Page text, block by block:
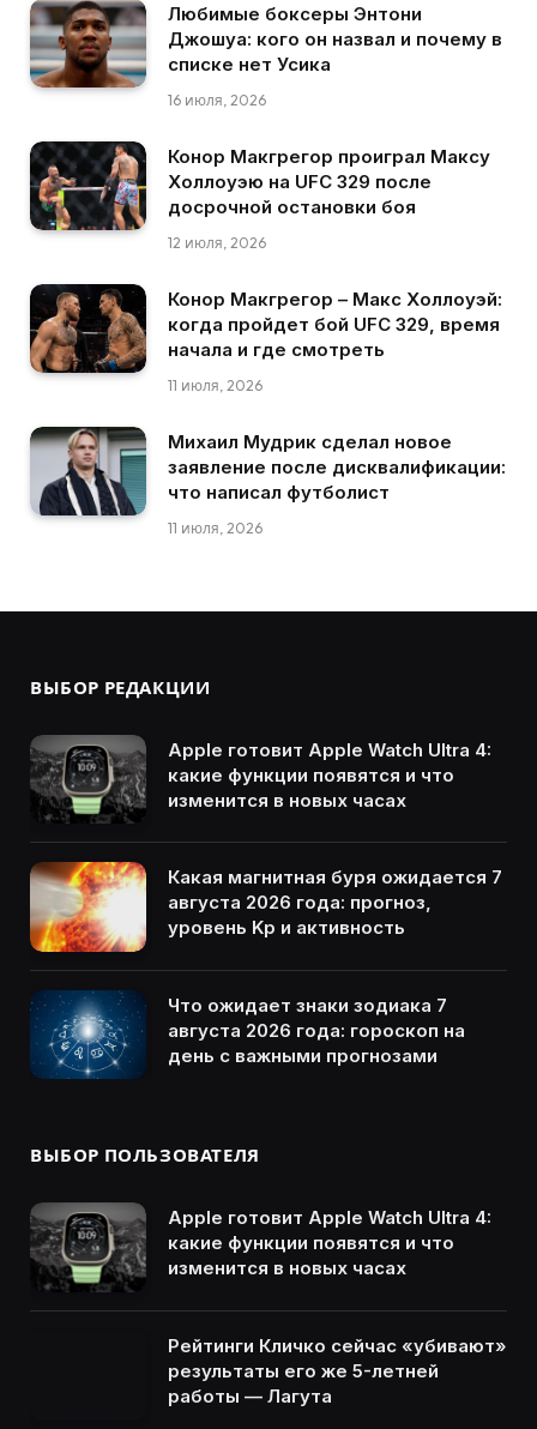
Любимые боксеры Энтони
Джошуа: кого он назвал и почему в
списке нет Усика
16 июля, 2026
Конор Макгрегор проиграл Максу
Холлоуэю на UFC 329 после
досрочной остановки боя
12 июля, 2026
Конор Макгрегор – Макс Холлоуэй:
когда пройдет бой UFC 329, время
начала и где смотреть
11 июля, 2026
Михаил Мудрик сделал новое
заявление после дисквалификации:
что написал футболист
11 июля, 2026
ВЫБОР РЕДАКЦИИ
Apple готовит Apple Watch Ultra 4:
какие функции появятся и что
изменится в новых часах
Какая магнитная буря ожидается 7
августа 2026 года: прогноз,
уровень Kp и активность
Что ожидает знаки зодиака 7
августа 2026 года: гороскоп на
день с важными прогнозами
ВЫБОР ПОЛЬЗОВАТЕЛЯ
Apple готовит Apple Watch Ultra 4:
какие функции появятся и что
изменится в новых часах
Рейтинги Кличко сейчас «убивают»
результаты его же 5-летней
работы — Лагута